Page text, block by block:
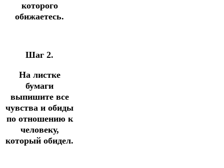
которого
обижаетесь.
Шаг 2.
На листке
бумаги
выпишите все
чувства и обиды
по отношению к
человеку,
который обидел.